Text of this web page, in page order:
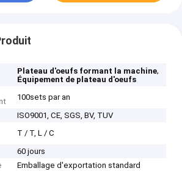
Plateau d'oeufs formant la machine,
Équipement de plateau d'oeufs
100sets par an
ISO9001, CE, SGS, BV, TUV
T / T, L / C
60 jours
Emballage d'exportation standard